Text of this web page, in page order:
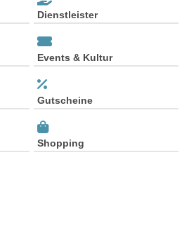
Dienstleister
Events & Kultur
Gutscheine
Shopping